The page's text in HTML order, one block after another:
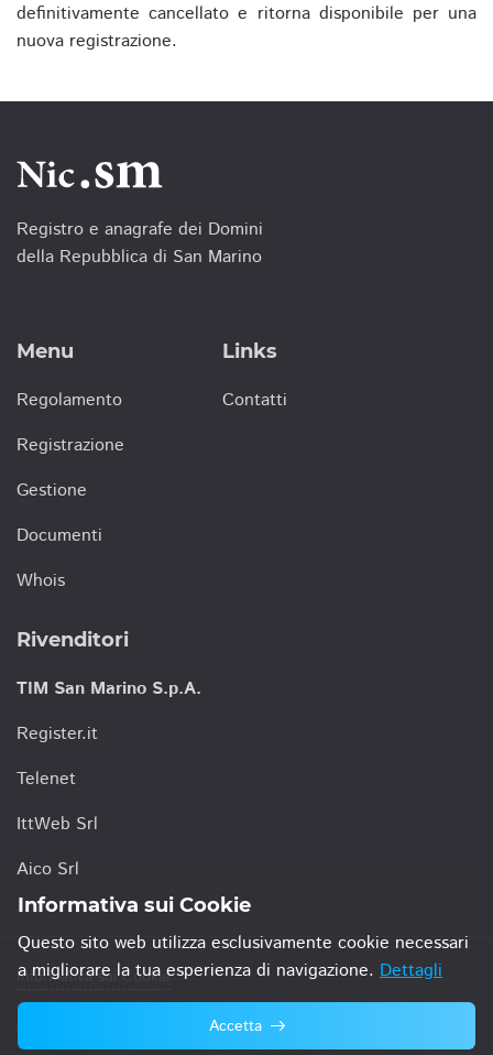
definitivamente cancellato e ritorna disponibile per una
nuova registrazione.
Registro e anagrafe dei Domini
della Repubblica di San Marino
Menu
Regolamento
Registrazione
Gestione
Documenti
Whois
Links
Contatti
Rivenditori
TIM San Marino S.p.A.
Register.it
Telenet
IttWeb Srl
Aico Srl
Informativa sui Cookie
© 2021 TIM San Marino S.p.A.
Informativa sui Cookie
Questo sito web utilizza esclusivamente cookie necessari
a migliorare la tua esperienza di navigazione. Dettagli
Accetta